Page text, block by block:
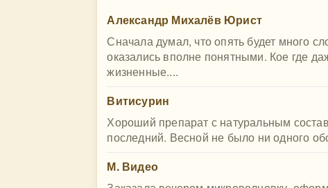
Александр Михалёв Юрист
Сначала думал, что опять будет много
оказались вполне понятными. Кое где
жизненные....
Витисурин
Хороший препарат с натуральным
последний. Весной не было ни одного
М. Видео